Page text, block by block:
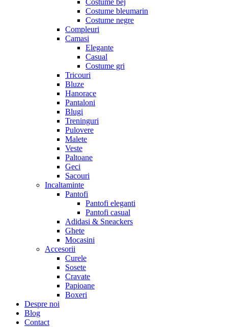
Costume bej
Costume bleumarin
Costume negre
Compleuri
Camasi
Elegante
Casual
Costume gri
Tricouri
Bluze
Hanorace
Pantaloni
Blugi
Treninguri
Pulovere
Malete
Veste
Paltoane
Geci
Sacouri
Incaltaminte
Pantofi
Pantofi eleganti
Pantofi casual
Adidasi & Sneackers
Ghete
Mocasini
Accesorii
Curele
Sosete
Cravate
Papioane
Boxeri
Despre noi
Blog
Contact